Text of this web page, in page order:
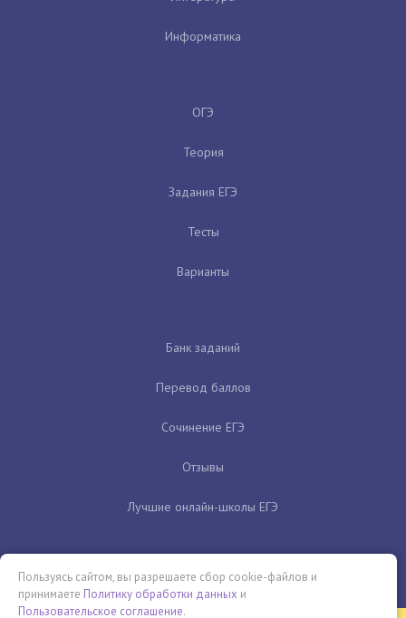
Информатика
ОГЭ
Теория
Задания ЕГЭ
Тесты
Варианты
Банк заданий
Перевод баллов
Сочинение ЕГЭ
Отзывы
Лучшие онлайн-школы ЕГЭ
Пользуясь сайтом, вы разрешаете сбор cookie-файлов и
принимаете Политику обработки данных и
Пользовательское соглашение.